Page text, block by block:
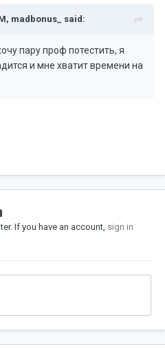
madbonus_ said:
пару проф потестить, я
и мне хватит времени на
If you have an account, sign in